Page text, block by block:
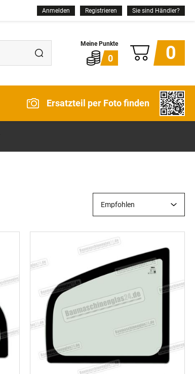
Anmelden Registrieren Sie sind Händler?
0 0
Ersatzteil per Foto finden